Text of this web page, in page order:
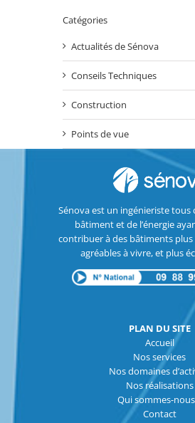
Catégories
Actualités de Sénova
Conseils Techniques
Construction
Points de vue
Sénova est un ingénieriste tous
bâtiment et de l’énergie
contribuer à des bâtiments plus
agréables à vivre, et plus
PLAN DU SITE
Accueil
Nos services
Nos domaines
Nos réalisations
Qui sommes-
Contact